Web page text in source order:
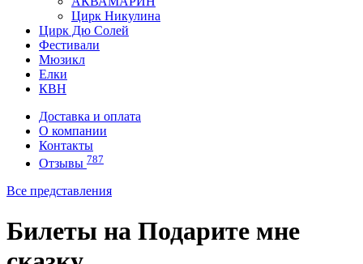
Цирк Никулина
Цирк Дю Солей
Фестивали
Мюзикл
Елки
КВН
Доставка и оплата
О компании
Контакты
Отзывы 787
Все представления
Билеты на Подарите мне